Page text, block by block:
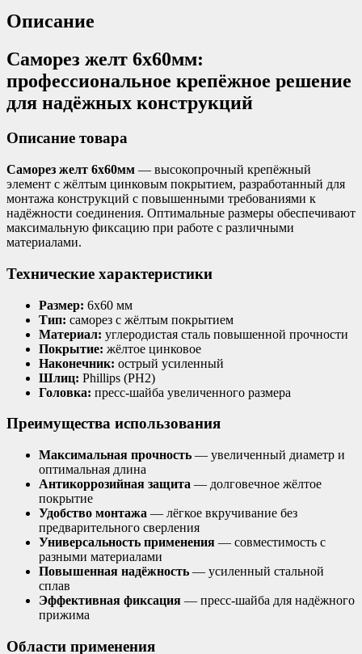
Описание
Саморез желт 6х60мм:
профессиональное крепёжное решение
для надёжных конструкций
Описание товара
Саморез желт 6х60мм — высокопрочный крепёжный
элемент с жёлтым цинковым покрытием, разработанный для
монтажа конструкций с повышенными требованиями к
надёжности соединения. Оптимальные размеры обеспечивают
максимальную фиксацию при работе с различными
материалами.
Технические характеристики
Размер: 6х60 мм
Тип: саморез с жёлтым покрытием
Материал: углеродистая сталь повышенной прочности
Покрытие: жёлтое цинковое
Наконечник: острый усиленный
Шлиц: Phillips (PH2)
Головка: пресс-шайба увеличенного размера
Преимущества использования
Максимальная прочность — увеличенный диаметр и
оптимальная длина
Антикоррозийная защита — долговечное жёлтое
покрытие
Удобство монтажа — лёгкое вкручивание без
предварительного сверления
Универсальность применения — совместимость с
разными материалами
Повышенная надёжность — усиленный стальной
сплав
Эффективная фиксация — пресс-шайба для надёжного
прижима
Области применения